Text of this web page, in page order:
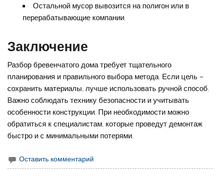
Остальной мусор вывозится на полигон или в
перерабатывающие компании.
Заключение
Разбор бревенчатого дома требует тщательного
планирования и правильного выбора метода. Если цель –
сохранить материалы, лучше использовать ручной способ.
Важно соблюдать технику безопасности и учитывать
особенности конструкции. При необходимости можно
обратиться к специалистам, которые проведут демонтаж
быстро и с минимальными потерями.
Оставить комментарий